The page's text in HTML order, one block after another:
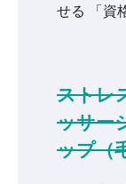
せる 「資
ストレ
ッサー
ップ（